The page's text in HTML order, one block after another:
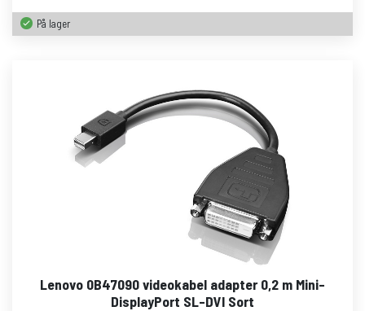
På lager
Lenovo 0B47090 videokabel adapter 0,2 m Mini-
DisplayPort SL-DVI Sort